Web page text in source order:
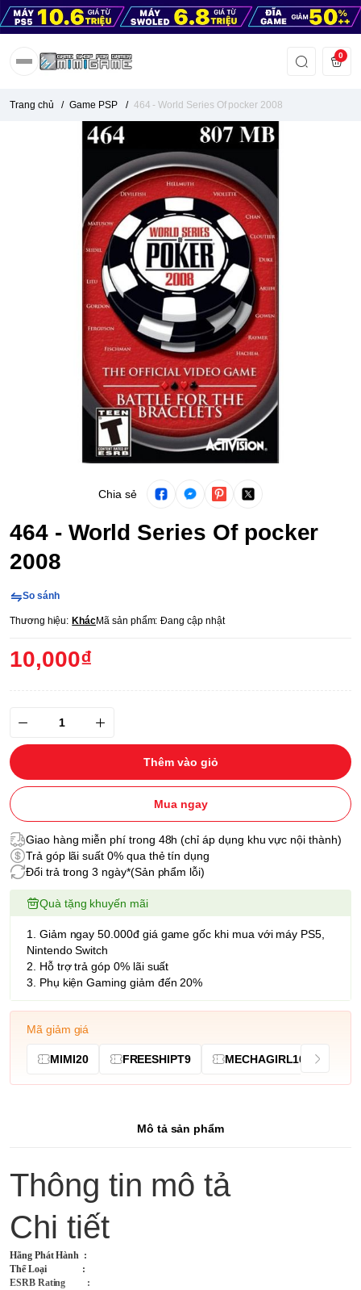
0
Trang chủ / Game PSP / 464 - World Series Of pocker 2008
Chia sẻ
464 - World Series Of pocker
2008
So sánh
Thương hiệu: KhácMã sản phẩm: Đang cập nhật
10,000₫
Thêm vào giỏ
Mua ngay
Giao hàng miễn phí trong 48h (chỉ áp dụng khu vực nội thành)
Trả góp lãi suất 0% qua thẻ tín dụng
Đổi trả trong 3 ngày*(Sản phẩm lỗi)
Quà tặng khuyến mãi
1. Giảm ngay 50.000đ giá game gốc khi mua với máy PS5,
Nintendo Switch
2. Hỗ trợ trả góp 0% lãi suất
3. Phụ kiện Gaming giảm đến 20%
Mã giảm giá
MIMI20 FREESHIPT9 MECHAGIRL10
Mô tả sản phẩm
Thông tin mô tả
Chi tiết
Hãng Phát Hành :
Thể Loại :
ESRB Rating :